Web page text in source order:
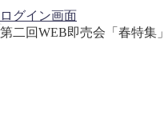
ログイン画面
第二回WEB即売会「春特集」